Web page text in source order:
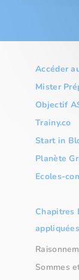
Accéder
Mister
Objectif
Trainy.co
Start in
Planète
Ecoles-
Chapitres
appliquées
Sommes